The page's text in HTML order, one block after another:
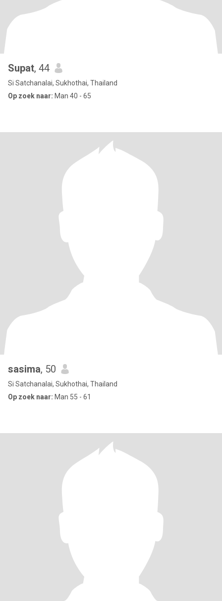
Supat, 44
Si Satchanalai, Sukhothai, Thailand
Op zoek naar: Man 40 - 65
sasima, 50
Si Satchanalai, Sukhothai, Thailand
Op zoek naar: Man 55 - 61